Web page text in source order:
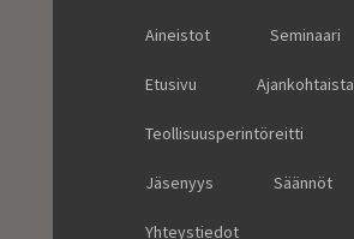
Aineistot Seminaari
Etusivu Ajankohtaista
Teollisuusperintöreitti
Jäsenyys Säännöt
Yhteystiedot